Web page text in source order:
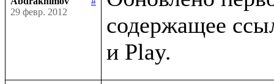
29 февр. 2012
содержащее